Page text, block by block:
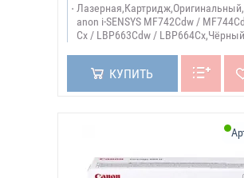
anon i-SENSYS MF742Cdw /
Cx / LBP663Cdw / LBP664Cx,Чёрный
КУПИТЬ